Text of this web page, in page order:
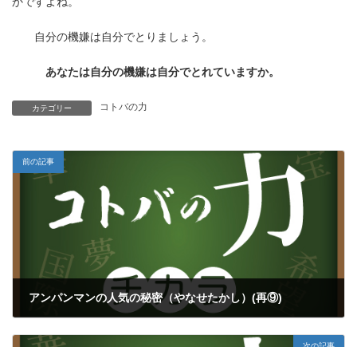
自分の機嫌は自分でとりましょう。
あなたは自分の機嫌は自分でとれていますか。
カテゴリー コトバの力
前の記事
アンパンマンの人気の秘密（やなせたかし）(再⑨)